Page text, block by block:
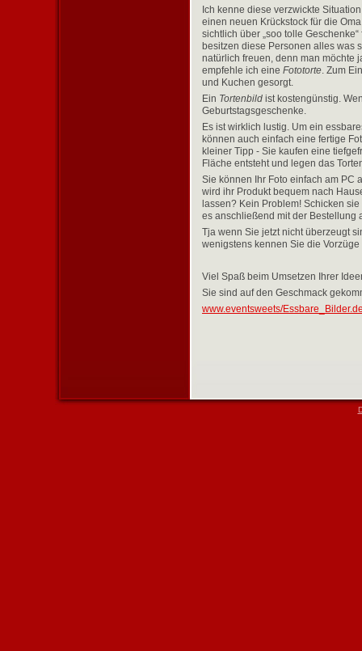
Ich kenne diese verzwickte
einen neuen Krückstock für die
sichtlich über „soo tolle
besitzen diese Personen alles was
natürlich freuen, denn man möchte
empfehle ich eine Fototorte. Zum
und Kuchen gesorgt.
Ein Tortenbild ist kostengünstig.
Geburtstagsgeschenke.
Es ist wirklich lustig. Um ein
können auch einfach eine fertige
kleiner Tipp - Sie kaufen eine
Fläche entsteht und legen das
Sie können Ihr Foto einfach am PC
wird ihr Produkt bequem nach
lassen? Kein Problem! Schicken
es anschließend mit der Bestellung
Tja wenn Sie jetzt nicht überzeugt
wenigstens kennen Sie die
Viel Spaß beim Umsetzen Ihrer
Sie sind auf den Geschmack
www.eventsweets/